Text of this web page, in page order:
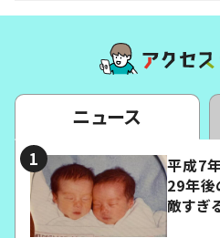
ニュース
平成7
29年後
敵すぎ